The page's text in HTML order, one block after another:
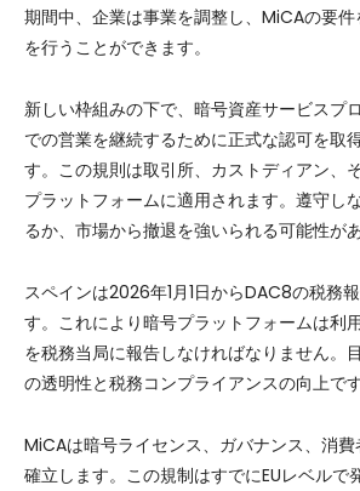
期間中、企業は事業を調整し、MiCAの要
を行うことができます。
新しい枠組みの下で、暗号資産サービスプ
での営業を継続するために正式な認可を取
す。この規則は取引所、カストディアン、
プラットフォームに適用されます。遵守し
るか、市場から撤退を強いられる可能性が
スペインは2026年1月1日からDAC8の税務
す。これにより暗号プラットフォームは利
を税務当局に報告しなければなりません。
の透明性と税務コンプライアンスの向上です
MiCAは暗号ライセンス、ガバナンス、消
確立します。この規制はすでにEUレベルで